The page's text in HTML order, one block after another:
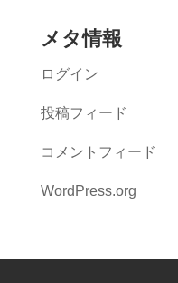
メタ情報
ログイン
投稿フィード
コメントフィード
WordPress.org